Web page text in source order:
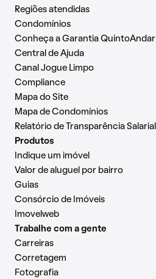
Regiões atendidas
Condomínios
Conheça a Garantia QuintoAndar
Central de Ajuda
Canal Jogue Limpo
Compliance
Mapa do Site
Mapa de Condomínios
Relatório de Transparência Salarial
Produtos
Indique um imóvel
Valor de aluguel por bairro
Guias
Consórcio de Imóveis
Imovelweb
Trabalhe com a gente
Carreiras
Corretagem
Fotografia